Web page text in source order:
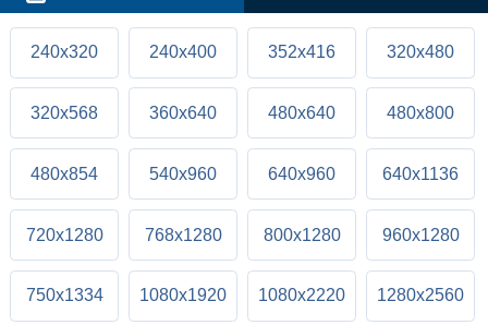
240x320 240x400 352x416 320x480
320x568 360x640 480x640 480x800
480x854 540x960 640x960 640x1136
720x1280 768x1280 800x1280 960x1280
750x1334 1080x1920 1080x2220 1280x2560